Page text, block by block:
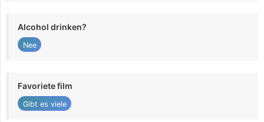
Alcohol drinken?
Nee
Favoriete film
Gibt es viele